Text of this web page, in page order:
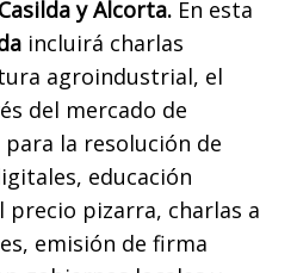
y Alcorta. En esta
incluirá charlas
agroindustrial, el
del mercado de
la resolución de
educación
precio pizarra, charlas a
emisión de firma